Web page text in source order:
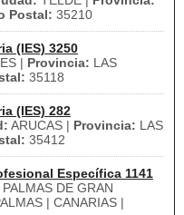
Postal: 35210
(IES) 3250
| Provincia: LAS
35118
(IES) 282
ARUCAS | Provincia: LAS
35412
Específica 1141
PALMAS DE GRAN
| CANARIAS |